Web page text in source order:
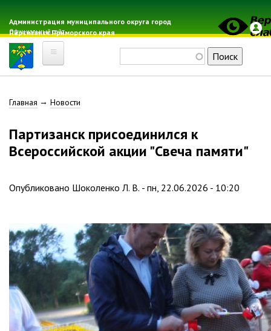
основному
содержанию
Администрация муниципального округа город
Партизанск Приморского края
Официальный сайт
Главная
Электронная почта
Гражданская оборона
Расписание автобусов
Свод-WEB
Партизанск
Геральдика
Решение Думы «О гербе
Партизанского городского
округа»
Историческая справка
Строка
навигации
Главная Новости
Партизанск присоединился к
Всероссийской акции "Свеча памяти"
Опубликовано Шоколенко Л. В. - пн, 22.06.2026 - 10:20